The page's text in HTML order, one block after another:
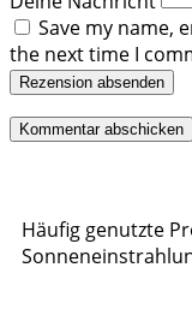
Save my name,
the next time I
Rezension absenden
Häufig genutzte